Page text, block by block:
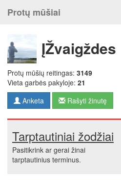
Protų mūšiai
ĮŽvaigždes
Protų mūšių reitingas: 3149
Vieta garbės pakyloje: 21
Anketa
Rašyti žinutę
Tarptautiniai žodžiai
Pasitikrink ar gerai žinai
tarptautinius terminus.